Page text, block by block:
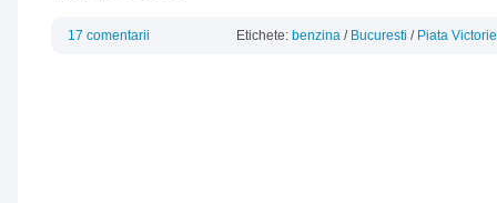
17 comentarii Etichete: benzina / Bucuresti / Piata